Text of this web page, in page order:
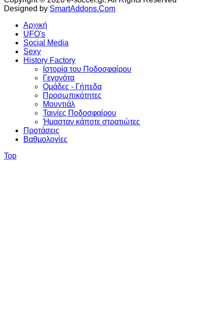
Designed by SmartAddons.Com
Αρχική
UFO's
Social Media
Sexy
History Factory
Ιστορία του Ποδοσφαίρου
Γεγονότα
Ομάδες - Γήπεδα
Προσωπικότητες
Μουντιάλ
Ταινίες Ποδοσφαίρου
Ήμασταν κάποτε στρατιώτες
Προτάσεις
Βαθμολογίες
Top